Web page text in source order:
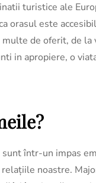
turistice ale
orasul este
de oferit, de la
in apropiere, o
într-un impas
relațiile noastre.